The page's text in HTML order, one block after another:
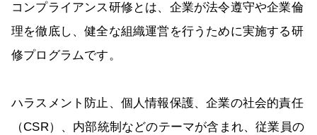
コンプライアンス研修とは、企業が法令遵守や企業倫
理を徹底し、健全な組織運営を行うために実施する研
修プログラムです。
ハラスメント防止、個人情報保護、企業の社会的責任
（CSR）、内部統制などのテーマが含まれ、従業員の